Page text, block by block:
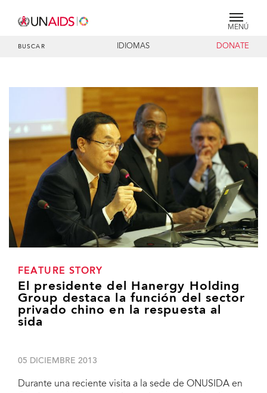
MENÚ
BUSCAR IDIOMAS DONATE
FEATURE STORY
El presidente del Hanergy Holding
Group destaca la función del sector
privado chino en la respuesta al
sida
05 DICIEMBRE 2013
Durante una reciente visita a la sede de ONUSIDA en